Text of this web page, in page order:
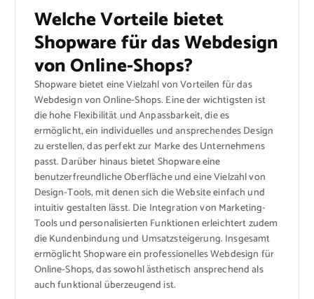
Welche Vorteile bietet
Shopware für das Webdesign
von Online-Shops?
Shopware bietet eine Vielzahl von Vorteilen für das
Webdesign von Online-Shops. Eine der wichtigsten ist
die hohe Flexibilität und Anpassbarkeit, die es
ermöglicht, ein individuelles und ansprechendes Design
zu erstellen, das perfekt zur Marke des Unternehmens
passt. Darüber hinaus bietet Shopware eine
benutzerfreundliche Oberfläche und eine Vielzahl von
Design-Tools, mit denen sich die Website einfach und
intuitiv gestalten lässt. Die Integration von Marketing-
Tools und personalisierten Funktionen erleichtert zudem
die Kundenbindung und Umsatzsteigerung. Insgesamt
ermöglicht Shopware ein professionelles Webdesign für
Online-Shops, das sowohl ästhetisch ansprechend als
auch funktional überzeugend ist.